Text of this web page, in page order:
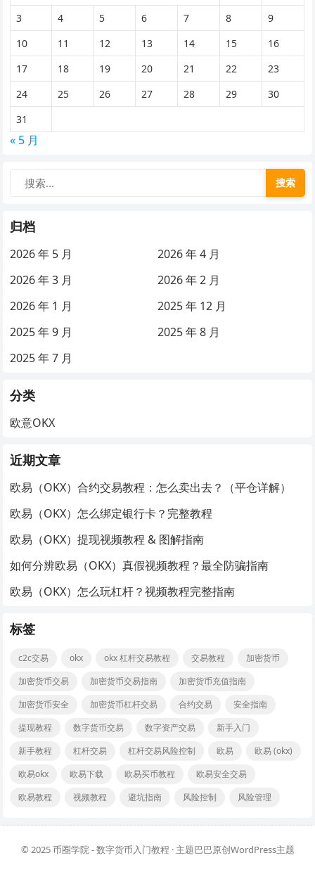
3
4 5 6 7 8
9
10
11 12 13 14 15
16
17
18 19 20 21 22
23
24
25 26 27 28 29
30
31
« 5 月
搜索
归档
2026 年 5 月
2026 年 4 月
2026 年 3 月
2026 年 2 月
2026 年 1 月
2025 年 12 月
2025 年 9 月
2025 年 8 月
2025 年 7 月
分类
欧意OKX
近期文章
欧易（OKX）合约交易教程：怎么卖出去？（平仓详解）
欧易（OKX）怎么绑定银行卡？完整教程
欧易（OKX）提现视频教程 & 图解指南
如何分辨欧易（OKX）真假视频教程？最全防骗指南
欧易（OKX）怎么玩杠杆？视频教程完整指南
标签
c2c交易 okx okx 杠杆交易教程 交易教程
加密货币
加密货币交易
加密货币交易指南
加密货币充值指南
加密货币安全
加密货币杠杆交易 合约交易
安全指南
提现教程
数字货币交易 数字资产交易
新手入门
新手教程
杠杆交易 杠杆交易风险控制 欧易
欧易 (okx)
欧易okx
欧易下载 欧易买币教程
欧易安全交易
欧易教程
视频教程 避坑指南 风险控制 风险管理
© 2025币圈学院 - 数字货币入门教程 · 主题巴巴原创WordPress主题